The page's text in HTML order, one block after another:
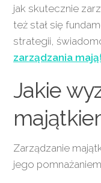
jak skutecznie
też stał się
strategii,
zarządzania
Jakie
Zarządzanie
jego